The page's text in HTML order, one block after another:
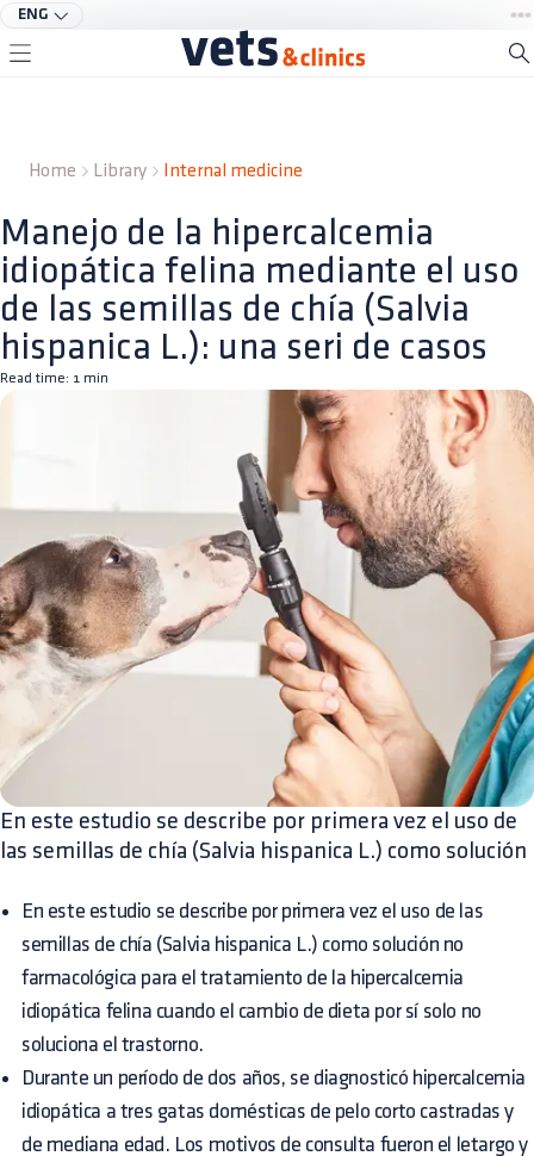
ENG
Home Library Internal medicine
Manejo de la hipercalcemia
idiopática felina mediante el uso
de las semillas de chía (Salvia
hispanica L.): una seri de casos
Read time: 1 min
En este estudio se describe por primera vez el uso de
las semillas de chía (Salvia hispanica L.) como solución
En este estudio se describe por primera vez el uso de las
semillas de chía (Salvia hispanica L.) como solución no
farmacológica para el tratamiento de la hipercalcemia
idiopática felina cuando el cambio de dieta por sí solo no
soluciona el trastorno.
Durante un período de dos años, se diagnosticó hipercalcemia
idiopática a tres gatas domésticas de pelo corto castradas y
de mediana edad. Los motivos de consulta fueron el letargo y